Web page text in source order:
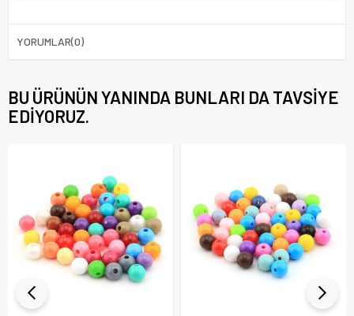
YORUMLAR(0)
BU ÜRÜNÜN YANINDA BUNLARI DA TAVSIYE
EDIYORUZ.